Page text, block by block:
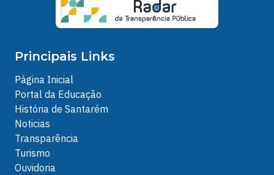
Principais Links
Página Inicial
Portal da Educação
História de Santarém
Noticias
Transparência
Turismo
Ouvidoria